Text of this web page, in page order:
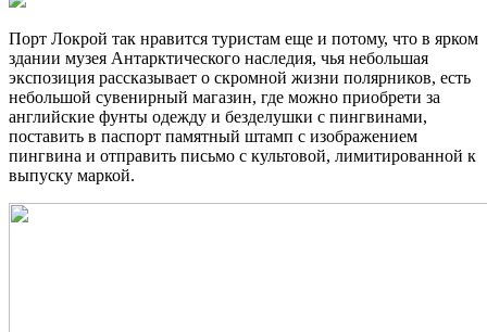
Порт Локрой так нравится туристам еще и потому, что в ярком
здании музея Антарктического наследия, чья небольшая
экспозиция рассказывает о скромной жизни полярников, есть
небольшой сувенирный магазин, где можно приобрети за
английские фунты одежду и безделушки с пингвинами,
поставить в паспорт памятный штамп с изображением
пингвина и отправить письмо с культовой, лимитированной к
выпуску маркой.